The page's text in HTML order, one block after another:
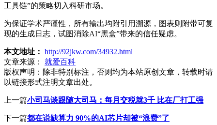
工具链”的策略切入科研市场。
为保证学术严谨性，所有输出均附引用溯源，图表则附带可复
现的生成日志，试图消除AI“黑盒”带来的信任疑虑。
本文地址： http://92jkw.com/34932.html
文章来源：
就爱百科
版权声明： 除非特别标注，否则均为本站原创文章，转载时请
以链接形式注明文章出处。
上一篇小司马谈跟随大司马：每月交税就3千 比在厂打工强
下一篇都在说缺算力 90%的AI芯片却被“浪费”了